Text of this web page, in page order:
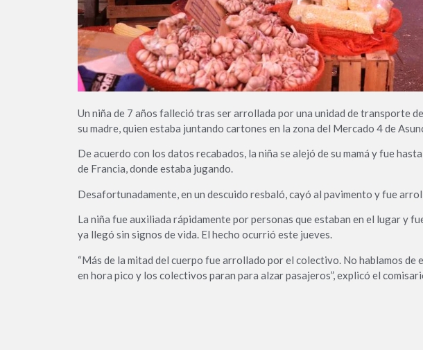
Un niña de 7 años falleció tras ser arrollada por una unidad de transporte
su madre, quien estaba juntando cartones en la zona del Mercado 4 de
De acuerdo con los datos recabados, la niña se alejó de su mamá y fue
de Francia, donde estaba jugando.
Desafortunadamente, en un descuido resbaló, cayó al pavimento y fue
La niña fue auxiliada rápidamente por personas que estaban en el lugar y
ya llegó sin signos de vida. El hecho ocurrió este jueves.
“Más de la mitad del cuerpo fue arrollado por el colectivo. No hablamos de
en hora pico y los colectivos paran para alzar pasajeros”, explicó el